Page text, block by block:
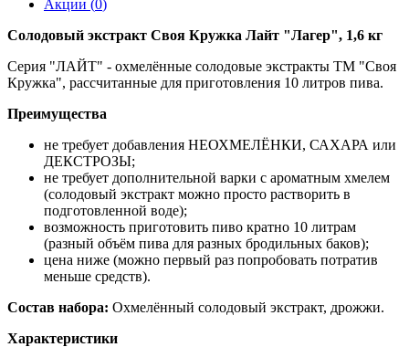
Акции (0)
Солодовый экстракт Своя Кружка Лайт "Лагер", 1,6 кг
Серия "ЛАЙТ" - охмелённые солодовые экстракты ТМ "Своя
Кружка", рассчитанные для приготовления 10 литров пива.
Преимущества
не требует добавления НЕОХМЕЛЁНКИ, САХАРА или
ДЕКСТРОЗЫ;
не требует дополнительной варки с ароматным хмелем
(солодовый экстракт можно просто растворить в
подготовленной воде);
возможность приготовить пиво кратно 10 литрам
(разный объём пива для разных бродильных баков);
цена ниже (можно первый раз попробовать потратив
меньше средств).
Состав набора: Охмелённый солодовый экстракт, дрожжи.
Характеристики